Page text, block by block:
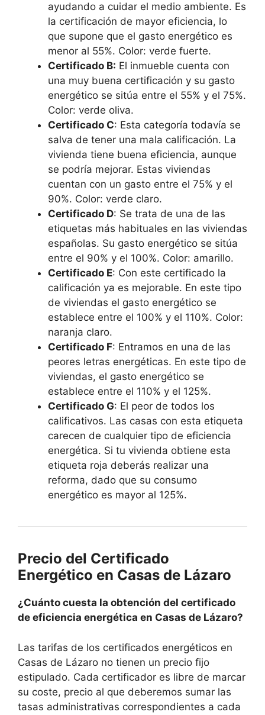
ayudando a cuidar el medio ambiente. Es
la certificación de mayor eficiencia, lo
que supone que el gasto energético es
menor al 55%. Color: verde fuerte.
Certificado B: El inmueble cuenta con
una muy buena certificación y su gasto
energético se sitúa entre el 55% y el 75%.
Color: verde oliva.
Certificado C: Esta categoría todavía se
salva de tener una mala calificación. La
vivienda tiene buena eficiencia, aunque
se podría mejorar. Estas viviendas
cuentan con un gasto entre el 75% y el
90%. Color: verde claro.
Certificado D: Se trata de una de las
etiquetas más habituales en las viviendas
españolas. Su gasto energético se sitúa
entre el 90% y el 100%. Color: amarillo.
Certificado E: Con este certificado la
calificación ya es mejorable. En este tipo
de viviendas el gasto energético se
establece entre el 100% y el 110%. Color:
naranja claro.
Certificado F: Entramos en una de las
peores letras energéticas. En este tipo de
viviendas, el gasto energético se
establece entre el 110% y el 125%.
Certificado G: El peor de todos los
calificativos. Las casas con esta etiqueta
carecen de cualquier tipo de eficiencia
energética. Si tu vivienda obtiene esta
etiqueta roja deberás realizar una
reforma, dado que su consumo
energético es mayor al 125%.
Precio del Certificado
Energético en Casas de Lázaro
¿Cuánto cuesta la obtención del certificado
de eficiencia energética en Casas de Lázaro?
Las tarifas de los certificados energéticos en
Casas de Lázaro no tienen un precio fijo
estipulado. Cada certificador es libre de marcar
su coste, precio al que deberemos sumar las
tasas administrativas correspondientes a cada